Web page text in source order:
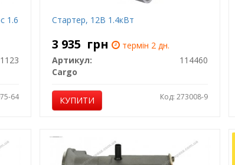
1.6
64
Стартер, 12В 1.4кВт
3 935 грн
термін 2 дн.
Артикул:
114460
Cargo
КУПИТИ Код: 273008-9